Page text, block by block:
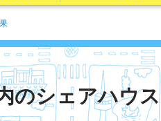
のシェアハウス